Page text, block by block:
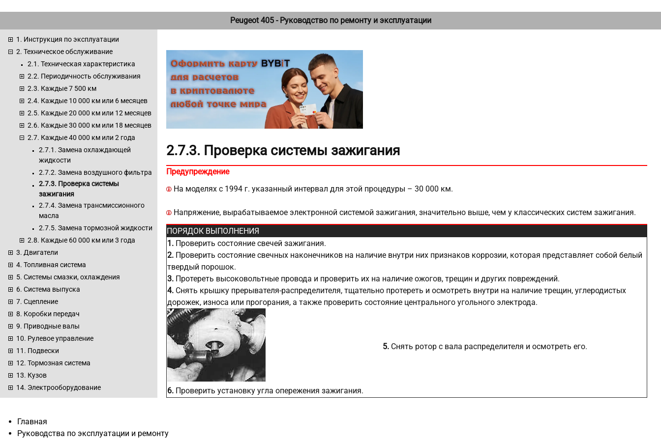
Peugeot 405 - Руководство по ремонту и эксплуатации
1. Инструкция по эксплуатации
2. Техническое обслуживание
2.1. Техническая характеристика
2.2. Периодичность обслуживания
2.3. Каждые 7 500 км
2.4. Каждые 10 000 км или 6 месяцев
2.5. Каждые 20 000 км или 12 месяцев
2.6. Каждые 30 000 км или 18 месяцев
2.7. Каждые 40 000 км или 2 года
2.7.1. Замена охлаждающей
жидкости
2.7.2. Замена воздушного фильтра
2.7.3. Проверка системы
зажигания
2.7.4. Замена трансмиссионного
масла
2.7.5. Замена тормозной жидкости
2.8. Каждые 60 000 км или 3 года
3. Двигатели
4. Топливная система
5. Системы смазки, охлаждения
6. Система выпуска
7. Сцепление
8. Коробки передач
9. Приводные валы
10. Рулевое управление
11. Подвески
12. Тормозная система
13. Кузов
14. Электрооборудование
2.7.3. Проверка системы зажигания
Предупреждение
На моделях с 1994 г. указанный интервал для этой процедуры – 30 000 км.
Напряжение, вырабатываемое электронной системой зажигания, значительно выше, чем у классических систем зажигания.
ПОРЯДОК ВЫПОЛНЕНИЯ
1. Проверить состояние свечей зажигания.
2. Проверить состояние свечных наконечников на наличие внутри них признаков коррозии, которая представляет собой белый
твердый порошок.
3. Протереть высоковольтные провода и проверить их на наличие ожогов, трещин и других повреждений.
4. Снять крышку прерывателя-распределителя, тщательно протереть и осмотреть внутри на наличие трещин, углеродистых
дорожек, износа или прогорания, а также проверить состояние центрального угольного электрода.
5. Снять ротор с вала распределителя и осмотреть его.
6. Проверить установку угла опережения зажигания.
Главная
Руководства по эксплуатации и ремонту